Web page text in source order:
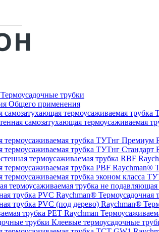
Термоусадочные трубки
Общего применения
Термоусадочная
Клеевые термоусадочные